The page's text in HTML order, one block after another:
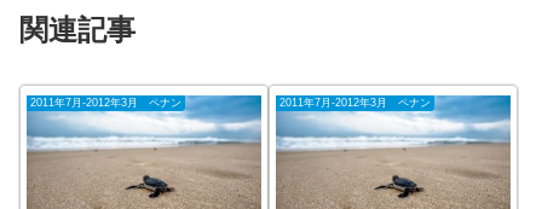
関連記事
2011年7月-2012年3月 ペナン 2011年7月-2012年3月 ペナン